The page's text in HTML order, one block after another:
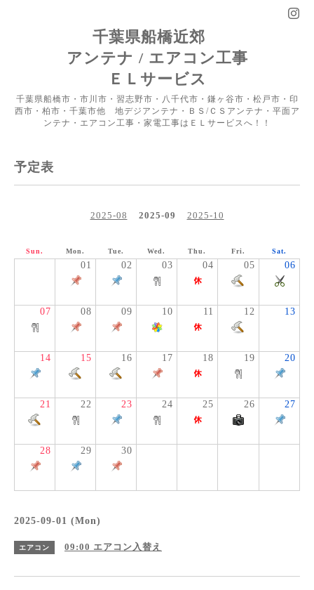
千葉県船橋近郊
アンテナ / エアコン工事
ＥＬサービス
千葉県船橋市・市川市・習志野市・八千代市・鎌ヶ谷市・松戸市・印
西市・柏市・千葉市他 地デジアンテナ・ＢＳ/ＣＳアンテナ・平面ア
ンテナ・エアコン工事・家電工事はＥＬサービスへ！！
予定表
2025-08 2025-09 2025-10
Sun. Mon. Tue. Wed. Thu. Fri. Sat.
01 02 03 04 05 06
07 08 09 10 11 12 13
14 15 16 17 18 19 20
21 22 23 24 25 26 27
28 29 30
2025-09-01 (Mon)
エアコン 09:00 エアコン入替え